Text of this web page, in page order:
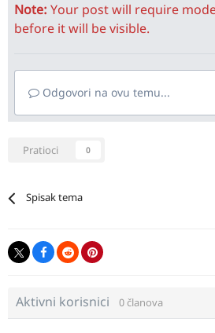
Note: Your post will require
before it will be visible.
Odgovori na ovu temu...
Pratioci 0
Spisak tema
Aktivni korisnici 0 članova